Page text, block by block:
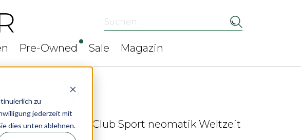
zu
jederzeit mit
dies unten ablehnen.
Suchen ...
Pre-Owned Sale Magazin
Glashütte Club Sport neomatik Weltzeit